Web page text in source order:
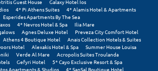
Guest House
Galaxy Hotel Ios
4* Pi Athens Suites
4* Alamis Hotel & Apartments
Esperides Apartments By The Sea
4* Nevros Hotel & Spa
Ilia Mare
Agnes Deluxe Hotel
Preveza City Comfort Hotel
Athens 4 Boutique Hotel
Anais Collection Hotels & Suites
Hotel Alexakis Hotel & Spa
Summer House Louisa
Verde Al Mare
Acropolis Suites Troulanda
Gefyri Hotel
5* Cayo Exclusive Resort & Spa
Apartments & Studios
4* SanSal Boutique Hotel